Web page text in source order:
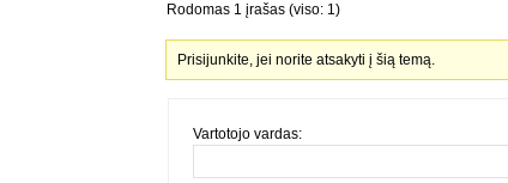
Rodomas 1 įrašas (viso: 1)
Prisijunkite, jei norite atsakyti į šią temą.
Vartotojo vardas: